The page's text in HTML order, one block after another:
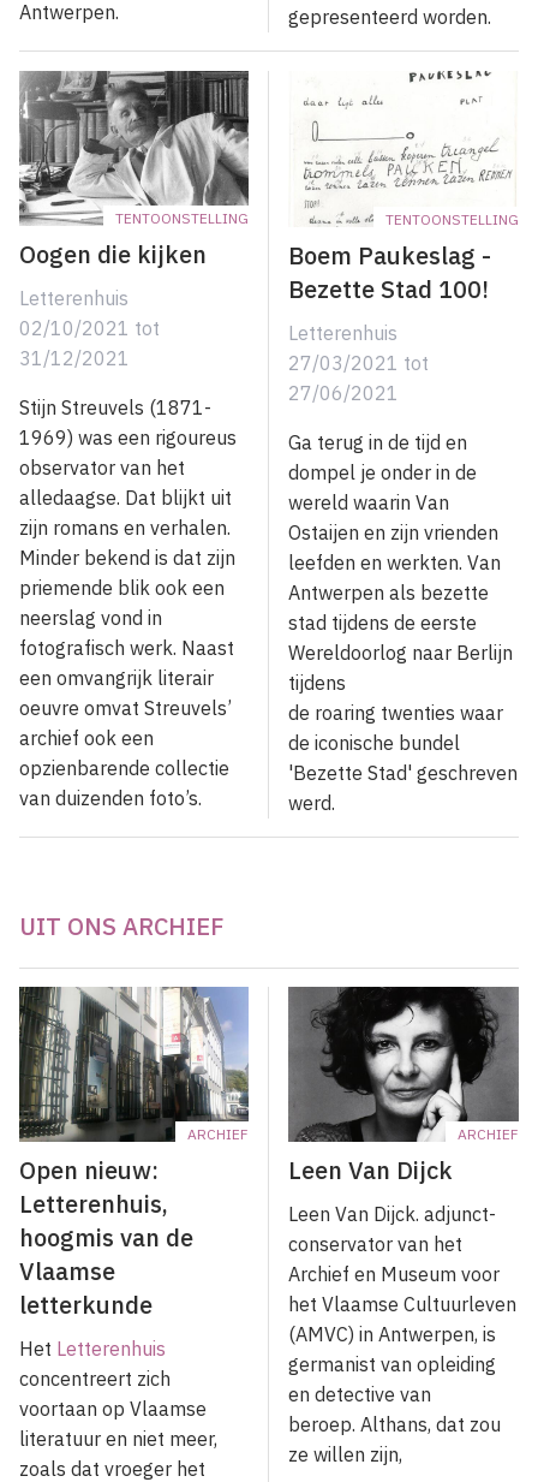
Antwerpen.
gepresenteerd worden.
TENTOONSTELLING
Oogen die kijken
Letterenhuis
02/10/2021 tot
31/12/2021
Stijn Streuvels (1871-
1969) was een rigoureus
observator van het
alledaagse. Dat blijkt uit
zijn romans en verhalen.
Minder bekend is dat zijn
priemende blik ook een
neerslag vond in
fotografisch werk. Naast
een omvangrijk literair
oeuvre omvat Streuvels’
archief ook een
opzienbarende collectie
van duizenden foto’s.
TENTOONSTELLING
Boem Paukeslag -
Bezette Stad 100!
Letterenhuis
27/03/2021 tot
27/06/2021
Ga terug in de tijd en
dompel je onder in de
wereld waarin Van
Ostaijen en zijn vrienden
leefden en werkten. Van
Antwerpen als bezette
stad tijdens de eerste
Wereldoorlog naar Berlijn
tijdens
de roaring twenties waar
de iconische bundel
'Bezette Stad' geschreven
werd.
UIT ONS ARCHIEF
ARCHIEF
Open nieuw:
Letterenhuis,
hoogmis van de
Vlaamse
letterkunde
Het Letterenhuis
concentreert zich
voortaan op Vlaamse
literatuur en niet meer,
zoals dat vroeger het
ARCHIEF
Leen Van Dijck
Leen Van Dijck. adjunct­-
conservator van het
Archief en Museum voor
het Vlaamse Cultuurleven
(AMVC) in Antwerpen, is
germanist van opleiding
en detective van
beroep. Althans, dat zou
ze willen zijn,